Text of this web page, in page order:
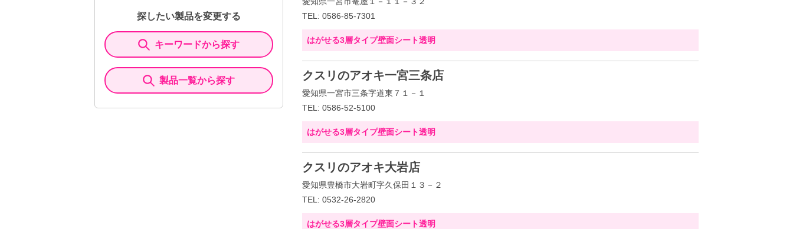
探したい製品を変更する
キーワードから探す
製品一覧から探す
TEL: 0586-85-7301
はがせる3層タイプ壁面シート透明
クスリのアオキ一宮三条店
愛知県一宮市三条字道東７１－１
TEL: 0586-52-5100
はがせる3層タイプ壁面シート透明
クスリのアオキ大岩店
愛知県豊橋市大岩町字久保田１３－２
TEL: 0532-26-2820
はがせる3層タイプ壁面シート透明